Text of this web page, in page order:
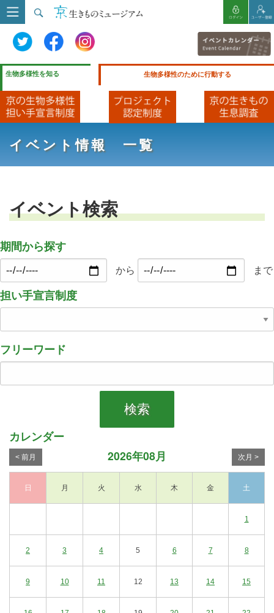
生物多様性を知る 生物多様性のために行動する
イベント情報 一覧
イベント検索
期間から探す
から まで
担い手宣言制度
フリーワード
検索
カレンダー
< 前月 2026年08月 次月 >
日 月 火 水 木 金 土
1
2 3 4 5 6 7 8
9 10 11 12 13 14 15